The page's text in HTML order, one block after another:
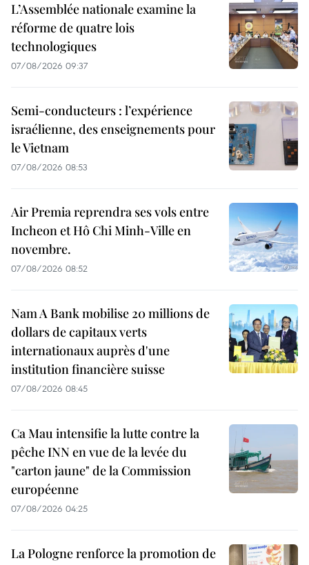
L’Assemblée nationale examine la
réforme de quatre lois
technologiques
07/08/2026 09:37
Semi-conducteurs : l’expérience
israélienne, des enseignements pour
le Vietnam
07/08/2026 08:53
Air Premia reprendra ses vols entre
Incheon et Hô Chi Minh-Ville en
novembre.
07/08/2026 08:52
Nam A Bank mobilise 20 millions de
dollars de capitaux verts
internationaux auprès d'une
institution financière suisse
07/08/2026 08:45
Ca Mau intensifie la lutte contre la
pêche INN en vue de la levée du
"carton jaune" de la Commission
européenne
07/08/2026 04:25
La Pologne renforce la promotion de